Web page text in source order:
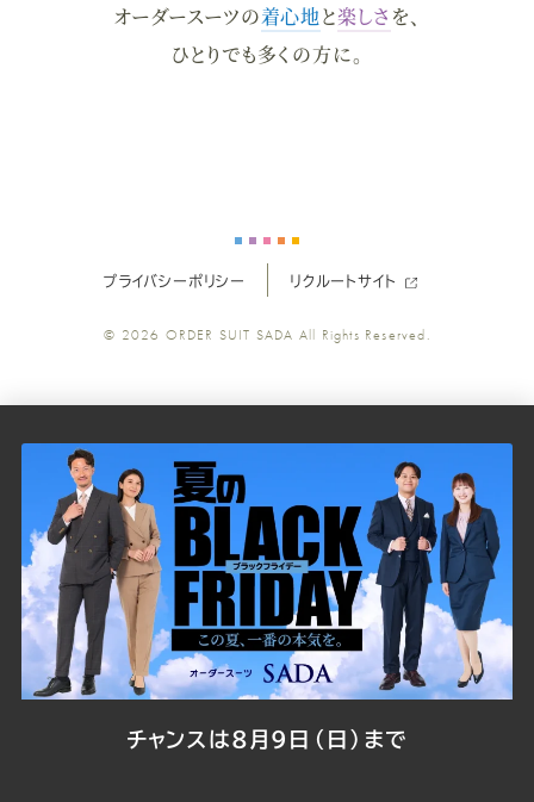
ー
公
式
Youtube
ー
ツ
公
式
Facebook
ー
ツ
公
式
Twitter
ー
公
式
公
式
LINE
オーダースーツの着心地と楽しさ を、
ひとりでも多くの方に。
プライバシーポリシー リクルートサイト
© 2026 ORDER SUIT SADA All Rights Reserved.
チャンスは8月9日（日）まで